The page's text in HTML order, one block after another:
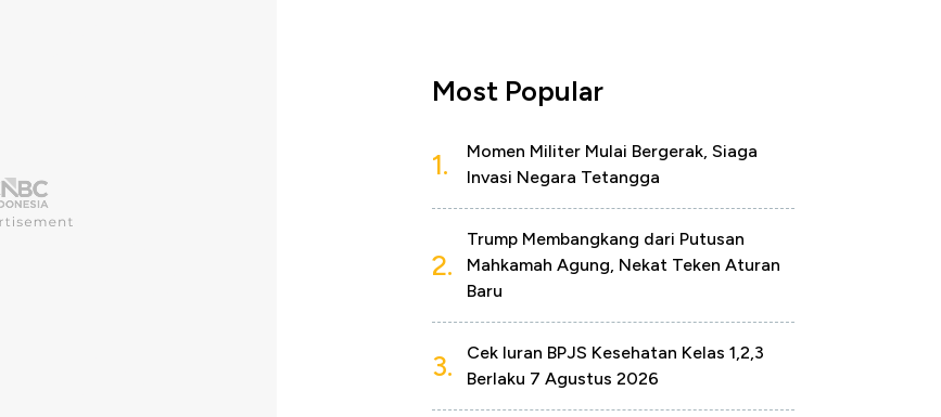
Most Popular
1.
Momen Militer Mulai Bergerak, Siaga
Invasi Negara Tetangga
2.
Trump Membangkang dari Putusan
Mahkamah Agung, Nekat Teken Aturan
Baru
3.
Cek Iuran BPJS Kesehatan Kelas 1,2,3
Berlaku 7 Agustus 2026